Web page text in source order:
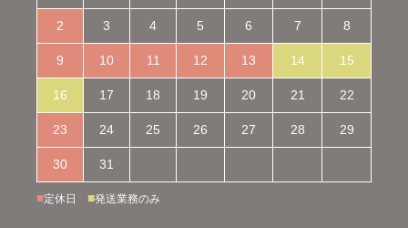
2 3 4 5 6 7 8
9 10 11 12 13 14 15
16 17 18 19 20 21 22
23 24 25 26 27 28 29
30 31
■定休日 ■発送業務のみ